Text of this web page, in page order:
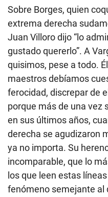
Sobre Borges, quien
extrema derecha
Juan Villoro dijo “lo
gustado quererlo”. A
quisimos, pese a todo.
maestros debíamos
ferocidad, discrepar de
porque más de una vez
en sus últimos años,
derecha se agudizaron
ya no importa. Su
incomparable, que lo
los que leen estas
fenómeno semejante al